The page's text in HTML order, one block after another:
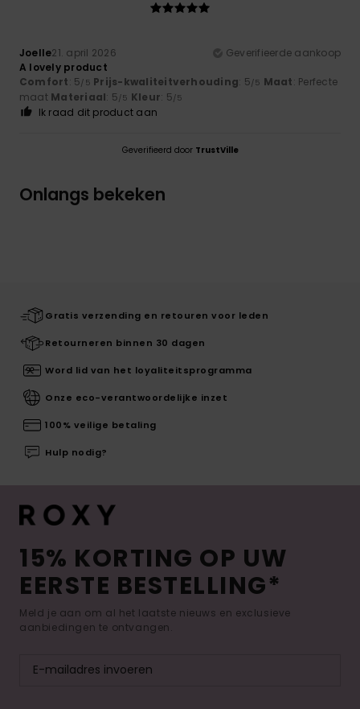
Joelle21. april 2026
Geverifieerde aankoop
A lovely product
Comfort: 5/5 Prijs-kwaliteitverhouding: 5/5 Maat: Perfecte
maat Materiaal: 5/5 Kleur: 5/5
Ik raad dit product aan
Geverifieerd door TrustVille
Onlangs bekeken
Gratis verzending en retouren voor leden
Retourneren binnen 30 dagen
Word lid van het loyaliteitsprogramma
Onze eco-verantwoordelijke inzet
100% veilige betaling
Hulp nodig?
15% KORTING OP UW
EERSTE BESTELLING*
Meld je aan om al het laatste nieuws en exclusieve
aanbiedingen te ontvangen.